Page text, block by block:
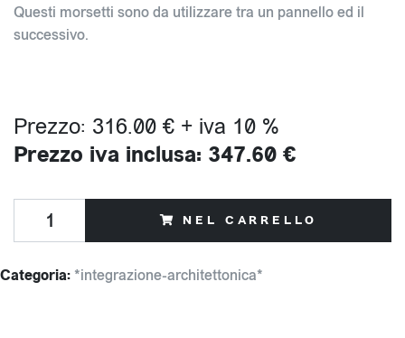
Questi morsetti sono da utilizzare tra un pannello ed il
successivo.
Prezzo: 316.00 € + iva 10 %
Prezzo iva inclusa: 347.60 €
NEL CARRELLO
Categoria: *integrazione-architettonica*